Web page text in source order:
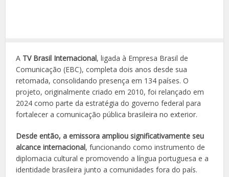
A TV Brasil Internacional, ligada à Empresa Brasil de
Comunicação (EBC), completa dois anos desde sua
retomada, consolidando presença em 134 países. O
projeto, originalmente criado em 2010, foi relançado em
2024 como parte da estratégia do governo federal para
fortalecer a comunicação pública brasileira no exterior.
Desde então, a emissora ampliou significativamente seu
alcance internacional, funcionando como instrumento de
diplomacia cultural e promovendo a língua portuguesa e a
identidade brasileira junto a comunidades fora do país.